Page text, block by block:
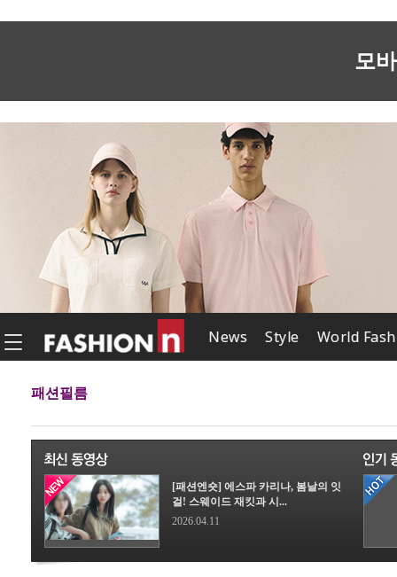
모
News Style World
패션필름
[패션엔숏] 에스파 카리나, 봄날의 잇
걸! 스웨이드 재킷과 시...
2026.04.11